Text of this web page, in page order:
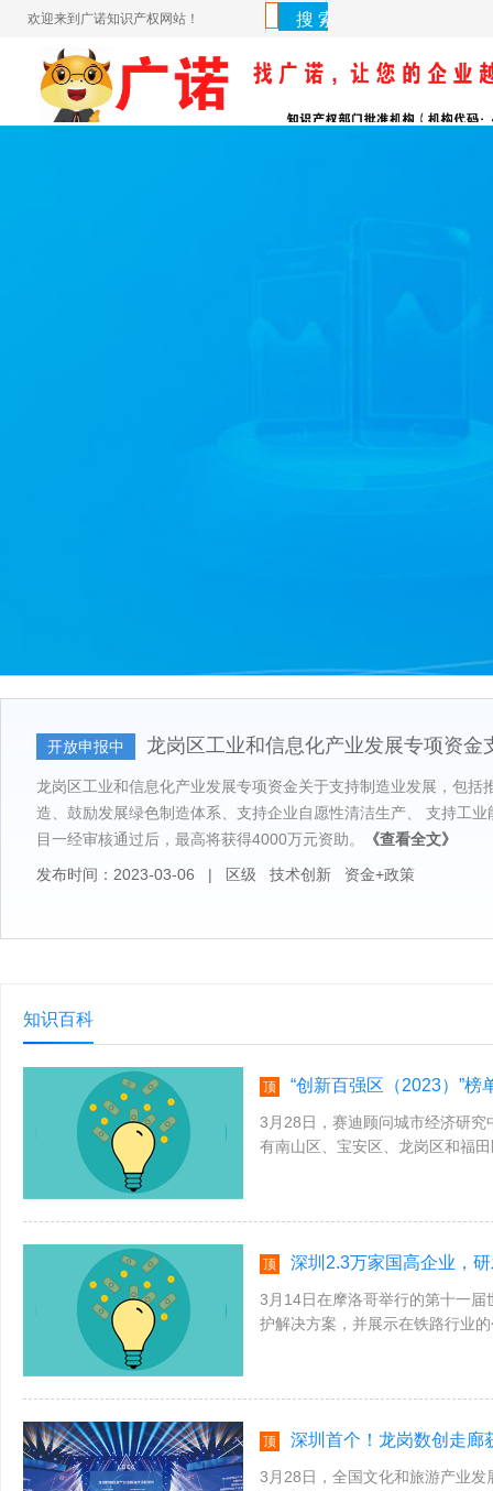
欢迎来到广诺知识产权网站！
开放申报中 龙岗区工业和信息化产业发展专项资金
龙岗区工业和信息化产业发展专项资金关于支持制造业发展，包
造、鼓励发展绿色制造体系、支持企业自愿性清洁生产、 支持工
目一经审核通过后，最高将获得4000万元资助。
《查看全文》
发布时间：2023-03-06
| 区级 技术创新 资金+政策
知识百科
顶 “创新百强区（2023）”榜
3月28日，赛迪顾问城市经济研究
有南山区、宝安区、龙岗区和福
顶 深圳2.3万家国高企业，
3月14日在摩洛哥举行的第十一
护解决方案，并展示在铁路行业
顶 深圳首个！龙岗数创走廊
3月28日，全国文化和旅游产业